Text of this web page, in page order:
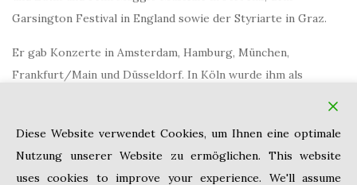
Garsington Festival in England sowie der Styriarte in Graz.
Er gab Konzerte in Amsterdam, Hamburg, München,
Frankfurt/Main und Düsseldorf. In Köln wurde ihm als
Diese Website verwendet Cookies, um Ihnen eine optimale
Nutzung unserer Website zu ermöglichen. This website
uses cookies to improve your experience. We'll assume